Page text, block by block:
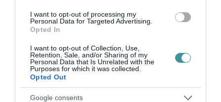
I want to opt-out of processing my
Personal Data for Targeted Advertising.
Opted In
I want to opt-out of Collection, Use,
Retention, Sale, and/or Sharing of my
Personal Data that Is Unrelated with the
Purposes for which it was collected.
Opted Out
Google consents
2026. augusztus 08 Mindenki ügye
ÚJ MAGYAR KÜLÜGYI STRATÉGIA KÉSZÜL,
TELJES SZAKÍTÁS JÖN A...